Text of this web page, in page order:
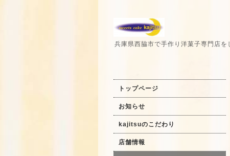
兵庫県西脇市で手作り洋菓子専門店
トップページ
お知らせ
kajitsuのこだわり
店舗情報